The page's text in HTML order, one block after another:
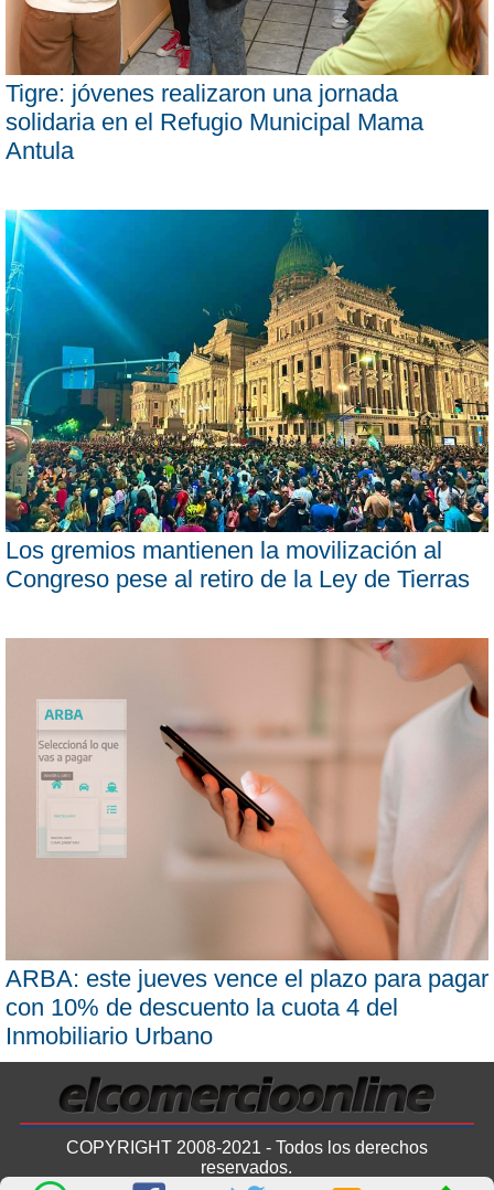
Tigre: jóvenes realizaron una jornada
solidaria en el Refugio Municipal Mama
Antula
Los gremios mantienen la movilización al
Congreso pese al retiro de la Ley de Tierras
ARBA: este jueves vence el plazo para pagar
con 10% de descuento la cuota 4 del
Inmobiliario Urbano
COPYRIGHT 2008-2021 - Todos los derechos
reservados.